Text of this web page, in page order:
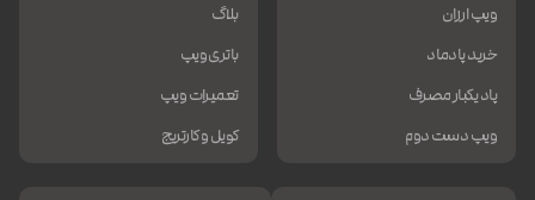
ویپ ارزان
خرید پادماد
پاد یکبار مصرف
ویپ دست دوم
بلاگ
باتری ویپ
تعمیرات ویپ
کویل و کارتریج